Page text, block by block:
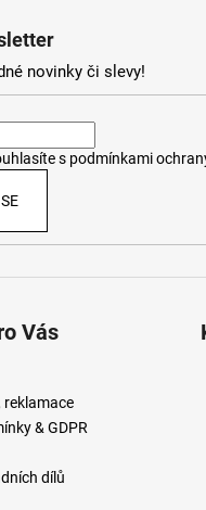
novinky či slevy!
s podmínkami
Vás
reklamace
& GDPR
dílů